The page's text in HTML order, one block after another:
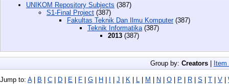
UNIKOM Repository Subjects (387)
S1-Final Project (387)
Fakultas Teknik Dan Ilmu Komputer(387)
Teknik Informatika (387)
2013 (387)
Group by: Creators | Item
Jump to: A| B | C | D | E | F | G | H | I | J | K | L | M | N | O | P | R | S | T | V |